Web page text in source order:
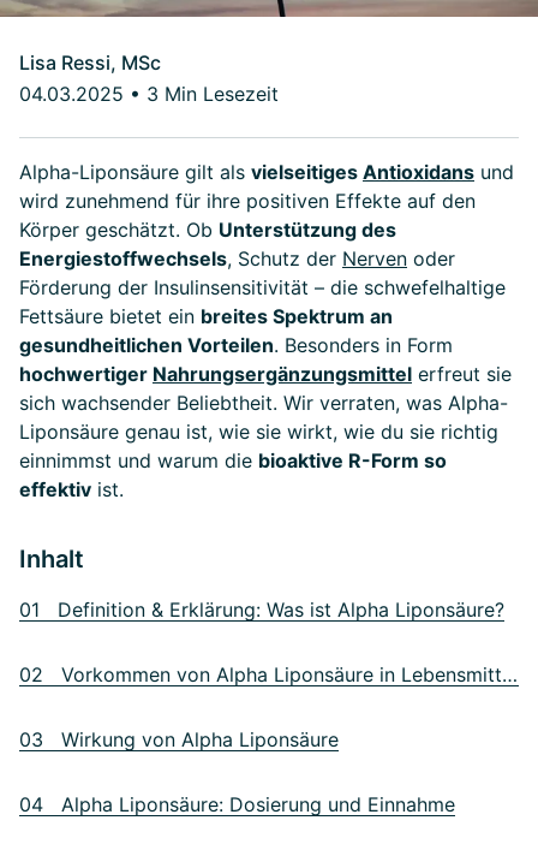
Lisa Ressi, MSc
04.03.2025 • 3 Min Lesezeit
Alpha-Liponsäure gilt als vielseitiges Antioxidans und
wird zunehmend für ihre positiven Effekte auf den
Körper geschätzt. Ob Unterstützung des
Energiestoffwechsels, Schutz der Nerven oder
Förderung der Insulinsensitivität – die schwefelhaltige
Fettsäure bietet ein breites Spektrum an
gesundheitlichen Vorteilen. Besonders in Form
hochwertiger Nahrungsergänzungsmittel erfreut sie
sich wachsender Beliebtheit. Wir verraten, was Alpha-
Liponsäure genau ist, wie sie wirkt, wie du sie richtig
einnimmst und warum die bioaktive R-Form so
effektiv ist.
Inhalt
01 Definition & Erklärung: Was ist Alpha Liponsäure?
02 Vorkommen von Alpha Liponsäure in Lebensmitteln
03 Wirkung von Alpha Liponsäure
04 Alpha Liponsäure: Dosierung und Einnahme